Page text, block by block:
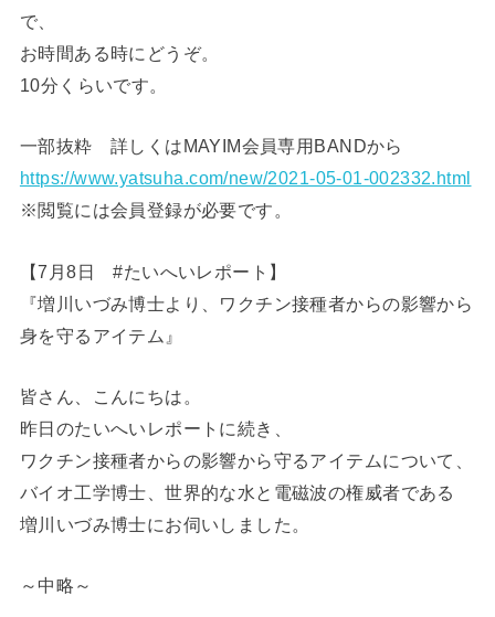
で、
お時間ある時にどうぞ。
10分くらいです。
一部抜粋 詳しくはMAYIM会員専用BANDから
https://www.yatsuha.com/new/2021-05-01-002332.html
※閲覧には会員登録が必要です。
【7月8日 #たいへいレポート】
『増川いづみ博士より、ワクチン接種者からの影響から
身を守るアイテム』
皆さん、こんにちは。
昨日のたいへいレポートに続き、
ワクチン接種者からの影響から守るアイテムについて、
バイオ工学博士、世界的な水と電磁波の権威者である
増川いづみ博士にお伺いしました。
～中略～